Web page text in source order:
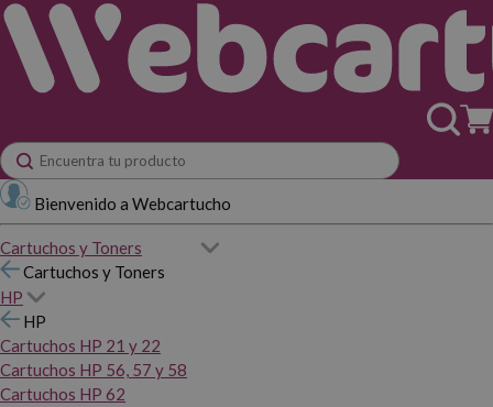
Bienvenido a Webcartucho
Cartuchos y Toners
Cartuchos y Toners
HP
HP
Cartuchos HP 21 y 22
Cartuchos HP 56, 57 y 58
Cartuchos HP 62